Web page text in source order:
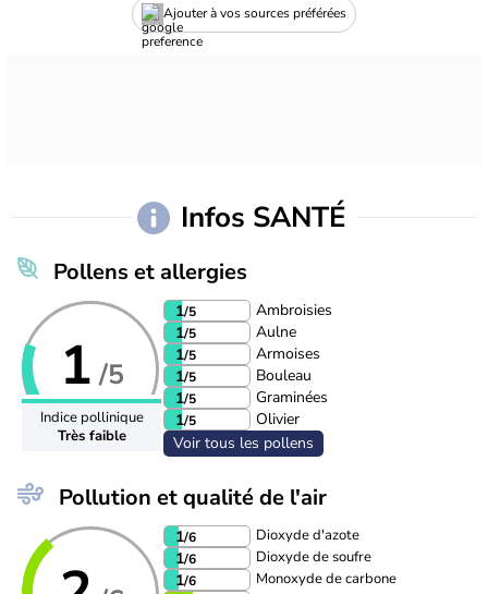
Ajouter à vos sources préférées
Infos SANTÉ
Pollens et allergies
1 /5
Indice pollinique
Très faible
1/5
Ambroisies
1/5
Aulne
1/5
Armoises
1/5
Bouleau
1/5
Graminées
1/5
Olivier
Voir tous les pollens
Pollution et qualité de l'air
1/6 Dioxyde d'azote
1/6 Dioxyde de soufre
1/6 Monoxyde de carbone